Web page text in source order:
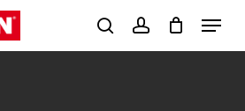
search
Menu